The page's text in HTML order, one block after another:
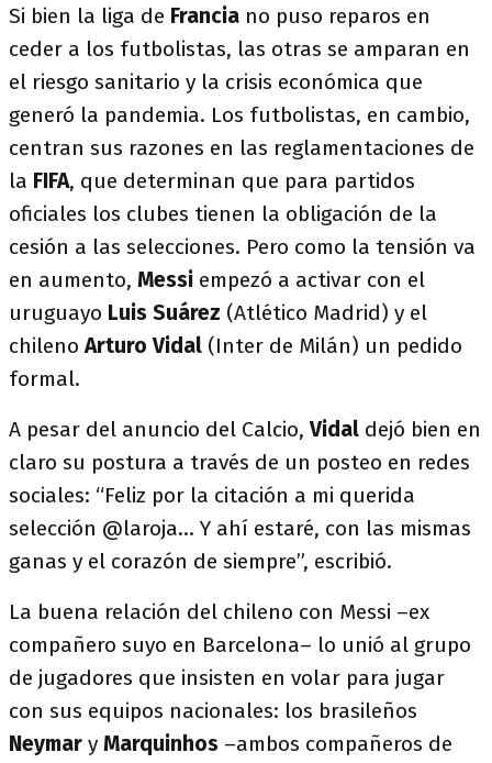
Si bien la liga de Francia no puso reparos en
ceder a los futbolistas, las otras se amparan en
el riesgo sanitario y la crisis económica que
generó la pandemia. Los futbolistas, en cambio,
centran sus razones en las reglamentaciones de
la FIFA, que determinan que para partidos
oficiales los clubes tienen la obligación de la
cesión a las selecciones. Pero como la tensión va
en aumento, Messi empezó a activar con el
uruguayo Luis Suárez (Atlético Madrid) y el
chilenoArturo Vidal (Inter de Milán) un pedido
formal.
A pesar del anuncio del Calcio,Vidal dejó bien en
claro su postura a través de un posteo en redes
sociales: “Feliz por la citación a mi querida
selección @laroja... Y ahí estaré, con las mismas
ganas y el corazón de siempre”, escribió.
La buena relación del chileno con Messi –ex
compañero suyo en Barcelona– lo unió al grupo
de jugadores que insisten en volar para jugar
con sus equipos nacionales: los brasileños
Neymar y Marquinhos –ambos compañeros de